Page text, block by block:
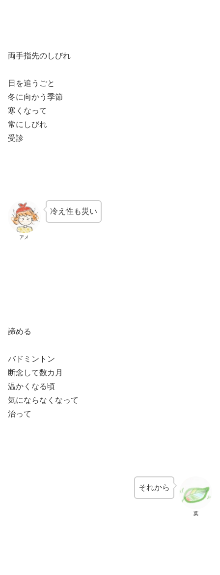
両手指先のしびれ
日を追うごと
冬に向かう季節
寒くなって
常にしびれ
受診
アメ
冷え性も災い
諦める
バドミントン
断念して数カ月
温かくなる頃
気にならなくなって
治って
葉
それから